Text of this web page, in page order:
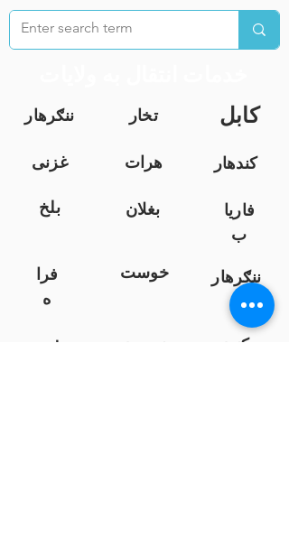
ننګرهار تخار کابل
غزنی هرات
کندهار
بلخ
بغلان
فاریا
ب
فرا
ه
خوست ننګرهار
هلمند
کندز